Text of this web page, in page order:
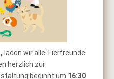
laden wir alle Tierfreunde
herzlich zur
beginnt um 16:30